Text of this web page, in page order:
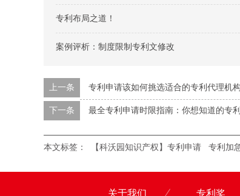
专利布局之道！
案例评析：制度限制专利文修改
上一条 专利申请该如何挑选适合的专利代理机
下一条 最全专利申请时限指南：你想知道的专
本文标签： 【科沃园知识产权】专利申请 专利加
关于我们 专利奖